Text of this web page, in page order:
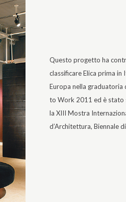
Questo progetto ha
classificare Elica prima in
Europa nella graduatoria
to Work 2011 ed è stato
la XIII Mostra
d’Architettura, Biennale